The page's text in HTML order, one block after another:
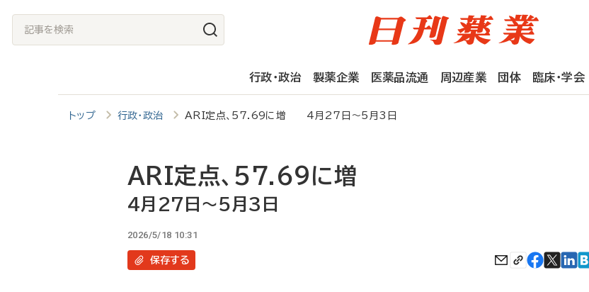
記
事
行政・政治 製薬企業 医薬品流通 周辺産業 団体 臨床・学会
トップ 行政・政治 ARI定点、57.69に増 4月27日～5月3日
ARI定点、57.69に増
4月27日～5月3日
2026/5/18 10:31
保存する